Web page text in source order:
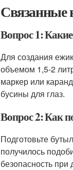
Связанные
Вопрос 1:
Для создания
объемом 1,5-2
маркер или
бусины для глаз.
Вопрос 2: Как
Подготовьте
получилось
безопасность